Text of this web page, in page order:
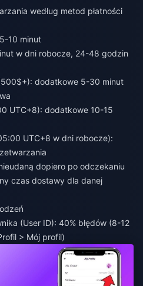
według metod płatności
10 minut
w dni robocze, 24-48 godzin
dodatkowe 5-30 minut
UTC+8): dodatkowe 10-15
UTC+8 w dni robocze):
dopiero po odczekaniu
czas dostawy dla danej
(User ID): 40% błędów (8-12
> Mój profil)